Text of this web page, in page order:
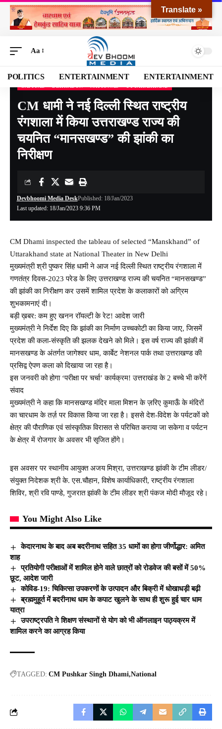
Aa
POLITICS ENTERTAINMENT ENTERTAINMENT
Devbhoomi Media>Blog>NATIONAL>CAPITAL>CM धामी ने नई दिल्ली स्थित राष्ट्रीय रंगशाला में किया उत्तराखण्ड राज्य की चयनित “मानसखण्ड” की झांकी का निरीक्षण
CM धामी ने नई दिल्ली स्थित राष्ट्रीय
रंगशाला में किया उत्तराखण्ड राज्य की
चयनित “मानसखण्ड” की झांकी का
निरीक्षण
Last updated: 18/Jan/2023 9:36 PM
Devbhoomi Media DeskPublished: 18/Jan/2023
CM Dhami inspected the tableau of selected “Manskhand” of
Uttarakhand state at National Theater in New Delhi
मुख्यमंत्री श्री पुष्कर सिंह धामी ने आज नई दिल्ली स्थित राष्ट्रीय रंगशाला में
गणतंत्र दिवस-2023 परेड के लिए उत्तराखण्ड राज्य की चयनित “मानसखण्ड”
की झांकी का निरीक्षण कर उसमें शामिल प्रदेश के कलाकारों को अग्रिम
शुभकामनाएं दी।
बड़ी ख़बर: कम हुए खनन रॉयल्टी के रेट! आदेश जारी
मुख्यमंत्री ने निर्देश दिए कि झांकी का निर्माण उच्चकोटी का किया जाए, जिसमें
प्रदेश की कला-संस्कृति की झलक देखने को मिले। इस वर्ष राज्य की झांकी में
मानसखण्ड के अंतर्गत जागेश्वर धाम, कार्बेट नेशनल पार्क तथा उत्तराखण्ड की
प्रसिद्व ऐपण कला को दिखाया जा रहा है।
इस जनवरी को होगा ‘परीक्षा पर चर्चा’ कार्यक्रम! उत्तराखंड के 2 बच्चे भी करेंगें
संवाद
मुख्यमंत्री ने कहा कि मानसखण्ड मंदिर माला मिशन के ज़रिए कुमाऊँ के मंदिरों
का चारधाम के तर्ज़ पर विकास किया जा रहा है। इससे देश-विदेश के पर्यटकों को
क्षेत्र की पौराणिक एवं सांस्कृतिक विरासत से परिचित कराया जा सकेगा व पर्यटन
के क्षेत्र में रोजगार के अवसर भी सृजित होंगे।
इस अवसर पर स्थानीय आयुक्त अजय मिश्रा, उत्तराखण्ड झांकी के टीम लीडर/
संयुक्त निदेशक श्री के. एस.चौहान, विशेष कार्याधिकारी, राष्ट्रीय रंगशाला
शिविर, श्री रवि पाण्डे, गुजरात झांकी के टीम लीडर श्री पंकज मोदी मौजूद रहे।
You Might Also Like
केदारनाथ के बाद अब बदरीनाथ सहित 35 धामों का होगा जीर्णोद्धार: अमित
शाह
प्रतियोगी परीक्षाओं में शामिल होने वाले छात्रों को रोडवेज की बसों में 50%
छूट, आदेश जारी
कोविड-19: चिकित्सा उपकरणों के उत्पादन और बिक्री में धोखाधड़ी बढ़ी
ब्रह्ममुहूर्त में बदरीनाथ धाम के कपाट खुलने के साथ ही शुरू हुई चार धाम
यात्रा
उपराष्ट्रपति ने शिक्षण संस्थानों से योग को भी ऑनलाइन पाठ्यक्रम में
शामिल करने का आग्रह किया
TAGGED: CM Pushkar Singh Dhami National
Translate »